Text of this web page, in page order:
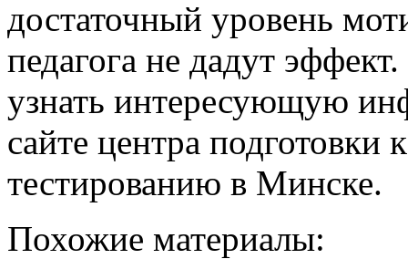
достаточный уровень
педагога не дадут
узнать интересующую
сайте центра подготовки
тестированию в Минске.
Похожие материалы: